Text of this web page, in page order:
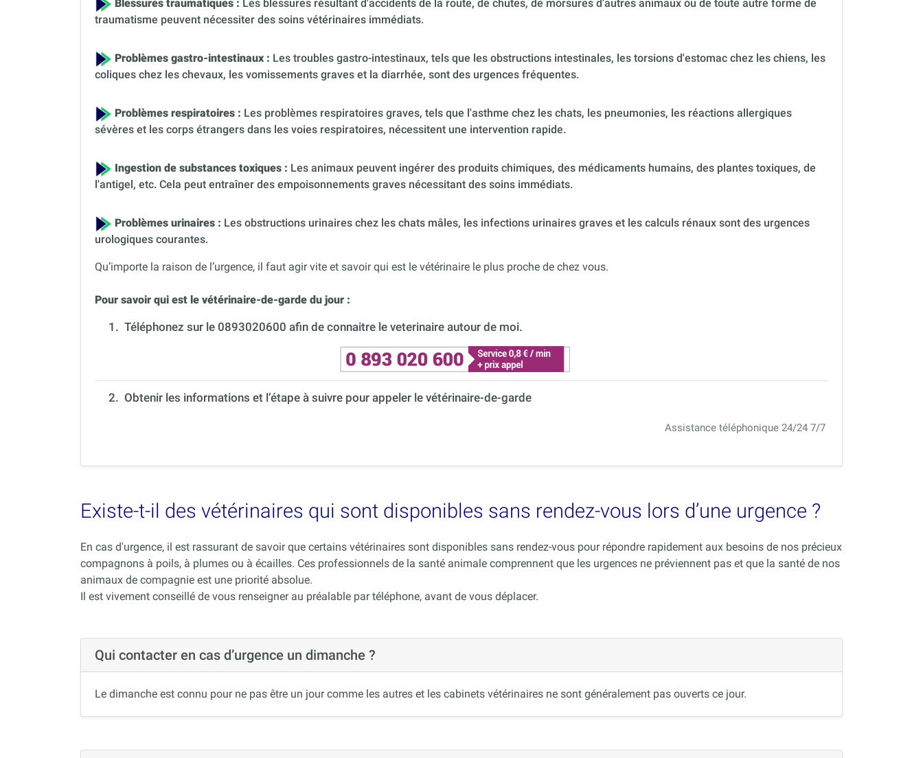
Blessures traumatiques : Les blessures résultant d'accidents de la route, de chutes, de morsures d'autres animaux ou de toute autre forme de
traumatisme peuvent nécessiter des soins vétérinaires immédiats.
Problèmes gastro-intestinaux : Les troubles gastro-intestinaux, tels que les obstructions intestinales, les torsions d'estomac chez les chiens, les
coliques chez les chevaux, les vomissements graves et la diarrhée, sont des urgences fréquentes.
Problèmes respiratoires : Les problèmes respiratoires graves, tels que l'asthme chez les chats, les pneumonies, les réactions allergiques
sévères et les corps étrangers dans les voies respiratoires, nécessitent une intervention rapide.
Ingestion de substances toxiques : Les animaux peuvent ingérer des produits chimiques, des médicaments humains, des plantes toxiques, de
l'antigel, etc. Cela peut entraîner des empoisonnements graves nécessitant des soins immédiats.
Problèmes urinaires : Les obstructions urinaires chez les chats mâles, les infections urinaires graves et les calculs rénaux sont des urgences
urologiques courantes.
Qu’importe la raison de l’urgence, il faut agir vite et savoir qui est le vétérinaire le plus proche de chez vous.
Pour savoir qui est le vétérinaire-de-garde du jour :
1. Téléphonez sur le 0893020600 afin de connaitre le veterinaire autour de moi.
2. Obtenir les informations et l’étape à suivre pour appeler le vétérinaire-de-garde
Assistance téléphonique 24/24 7/7
Existe-t-il des vétérinaires qui sont disponibles sans rendez-vous lors d’une urgence ?
En cas d'urgence, il est rassurant de savoir que certains vétérinaires sont disponibles sans rendez-vous pour répondre rapidement aux besoins de nos précieux
compagnons à poils, à plumes ou à écailles. Ces professionnels de la santé animale comprennent que les urgences ne préviennent pas et que la santé de nos
animaux de compagnie est une priorité absolue.
Il est vivement conseillé de vous renseigner au préalable par téléphone, avant de vous déplacer.
Qui contacter en cas d’urgence un dimanche ?
Le dimanche est connu pour ne pas être un jour comme les autres et les cabinets vétérinaires ne sont généralement pas ouverts ce jour.